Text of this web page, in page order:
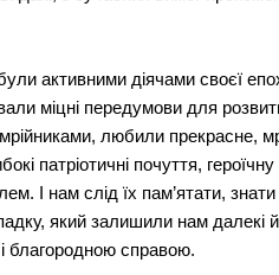
активними діячами своєї
міцні передумови для
любили прекрасне,
патріотичні почуття,
І нам слід їх пам’ятати,
який залишили нам
благородною справою.